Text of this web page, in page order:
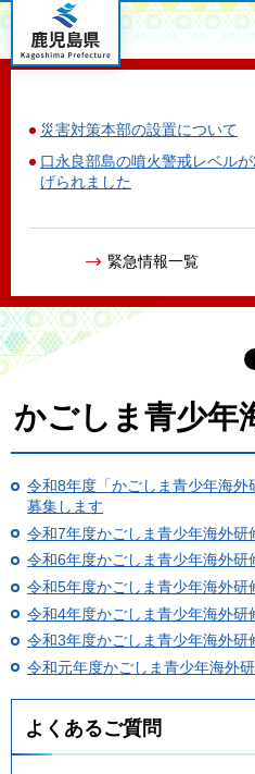
鹿児島県
災害対策本部の設置について
口永良部島の噴火警戒レベル
げられました
緊急情報一覧
かごしま青少年
令和8年度「かごしま青少年海
募集します
令和7年度かごしま青少年海外研
令和6年度かごしま青少年海外研
令和5年度かごしま青少年海外研
令和4年度かごしま青少年海外研
令和3年度かごしま青少年海外研
令和元年度かごしま青少年海外
よくあるご質問